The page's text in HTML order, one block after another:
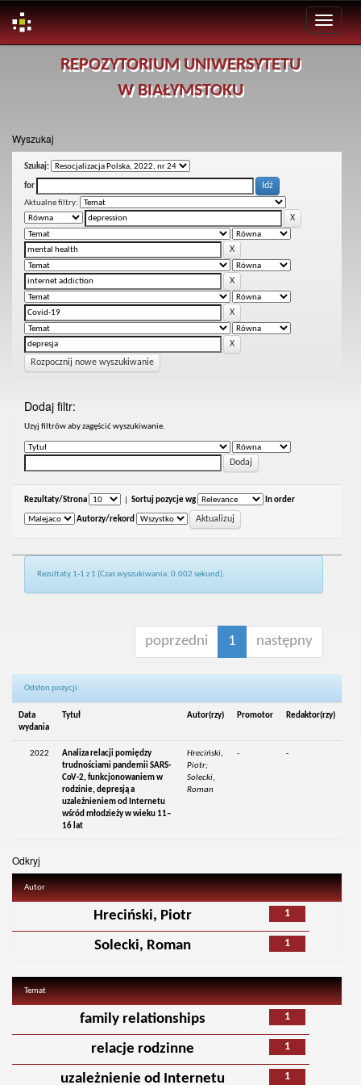
REPOZYTORIUM UNIWERSYTETU
W BIAŁYMSTOKU
Wyszukaj
Szukaj:
for
Aktualne filtry:
Rozpocznij nowe wyszukiwanie
Dodaj filtr:
Uzyj filtrów aby zagęścić wyszukiwanie.
Rezultaty/Strona Sortuj pozycje wg In order
Autorzy/rekord
Rezultaty 1-1 z 1 (Czas wyszukiwania: 0.002 sekund).
poprzedni 1 następny
Odsłon pozycji:
Data
wydania
Tytuł Autor(rzy) Promotor Redaktor(rzy)
2022
Analiza relacji pomiędzy
trudnościami pandemii SARS-
CoV-2, funkcjonowaniem w
rodzinie, depresją a
uzależnieniem od Internetu
wśród młodzieży w wieku 11–
16 lat
Hreciński,
Piotr;
Solecki,
Roman
- -
Odkryj
Autor
1
Hreciński, Piotr
1
Solecki, Roman
Temat
1
family relationships
1
relacje rodzinne
1
uzależnienie od Internetu